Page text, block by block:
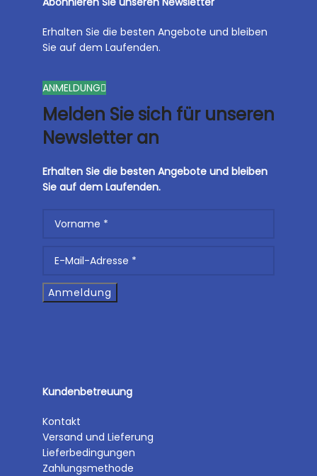
Erhalten Sie die besten Angebote und bleiben
Sie auf dem Laufenden.
ANMELDUNG
Melden Sie sich für unseren
Newsletter an
Erhalten Sie die besten Angebote und bleiben
Sie auf dem Laufenden.
Kundenbetreuung
Kontakt
Versand und Lieferung
Lieferbedingungen
Zahlungsmethode